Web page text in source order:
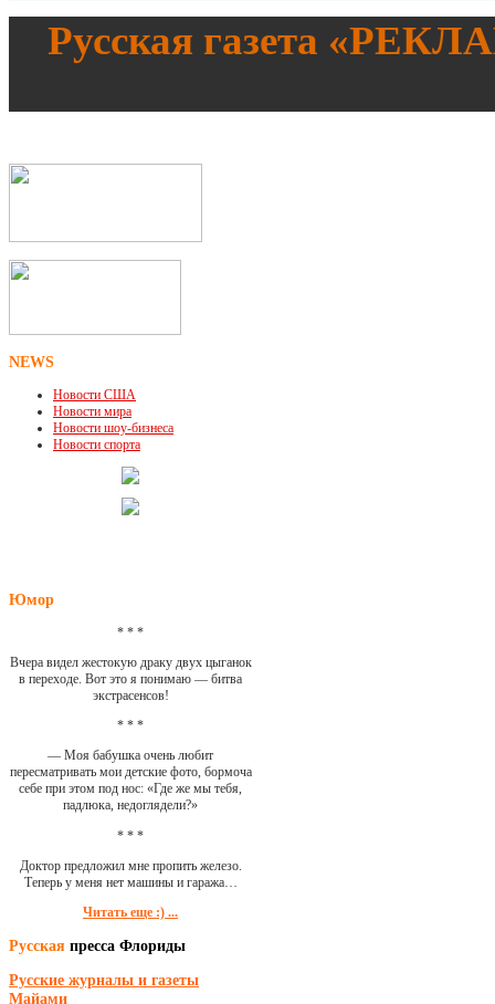
Русская газета «
NEWS
Новости США
Новости мира
Новости шоу-бизнеса
Новости спорта
Юмор
* * *
Вчера видел жестокую драку двух цыганок
в переходе. Вот это я понимаю — битва
экстрасенсов!
* * *
— Моя бабушка очень любит
пересматривать мои детские фото, бормоча
себе при этом под нос: «Где же мы тебя,
падлюка, недоглядели?»
* * *
Доктор предложил мне пропить железо.
Теперь у меня нет машины и гаража…
Читать еще :) ...
Русская пресса Флориды
Русские журналы и газеты
Майами